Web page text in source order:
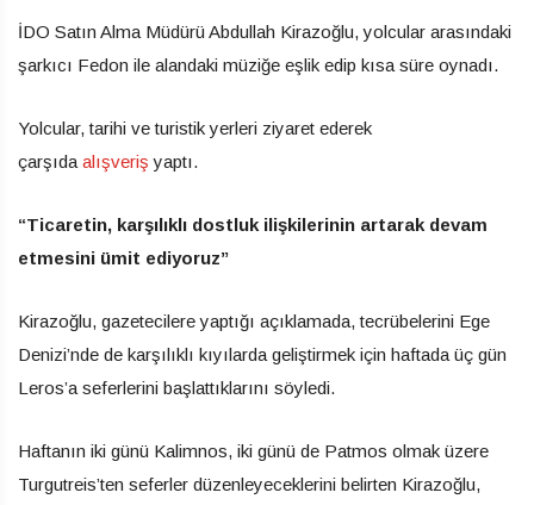
İDO Satın Alma Müdürü Abdullah Kirazoğlu, yolcular arasındaki
şarkıcı Fedon ile alandaki müziğe eşlik edip kısa süre oynadı.
Yolcular, tarihi ve turistik yerleri ziyaret ederek
çarşıda alışveriş yaptı.
“Ticaretin, karşılıklı dostluk ilişkilerinin artarak devam
etmesini ümit ediyoruz”
Kirazoğlu, gazetecilere yaptığı açıklamada, tecrübelerini Ege
Denizi’nde de karşılıklı kıyılarda geliştirmek için haftada üç gün
Leros’a seferlerini başlattıklarını söyledi.
Haftanın iki günü Kalimnos, iki günü de Patmos olmak üzere
Turgutreis’ten seferler düzenleyeceklerini belirten Kirazoğlu,